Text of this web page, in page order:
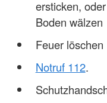
ersticken,
Boden wälzen
Feuer löschen
Notruf 112.